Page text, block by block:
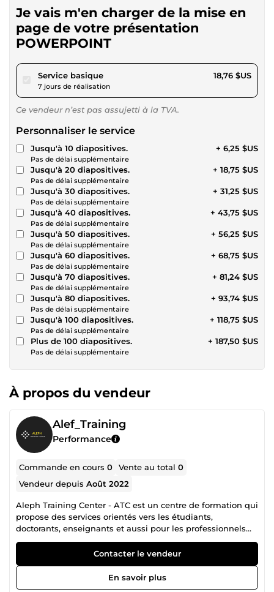
Je vais m'en charger de la mise en
page de votre présentation
POWERPOINT
Service basiquepour 17,28 $US
7 jours de réalisation
18,76 $US
Ce vendeur n’est pas assujetti à la TVA.
Personnaliser le service
Jusqu'à 10 diapositives.
Pas de délai supplémentaire
+ 6,25 $US
Jusqu'à 20 diapositives.
Pas de délai supplémentaire
+ 18,75 $US
Jusqu'à 30 diapositives.
Pas de délai supplémentaire
+ 31,25 $US
Jusqu'à 40 diapositives.
Pas de délai supplémentaire
+ 43,75 $US
Jusqu'à 50 diapositives.
Pas de délai supplémentaire
+ 56,25 $US
Jusqu'à 60 diapositives.
Pas de délai supplémentaire
+ 68,75 $US
Jusqu'à 70 diapositives.
Pas de délai supplémentaire
+ 81,24 $US
Jusqu'à 80 diapositives.
Pas de délai supplémentaire
+ 93,74 $US
Jusqu'à 100 diapositives.
Pas de délai supplémentaire
+ 118,75 $US
Plus de 100 diapositives.
Pas de délai supplémentaire
+ 187,50 $US
À propos du vendeur
Alef_Training
Performance
Commande en cours0 Vente au total0
Vendeur depuisAoût 2022
Aleph Training Center - ATC est un centre de formation qui
propose des services orientés vers les étudiants,
doctorants, enseignants et aussi pour les professionnels
(salariés, techniciens et ingénieurs). Des services de:
Rédaction et mise en page de vos documents et de vos
articles scientifiques. Conception de vos CV et rédaction de
vos demandes (emploi, stage, etc). Service encadrement
des PFE et thèse. Réalisation des études empiriques
Contacter le vendeur
En savoir plus